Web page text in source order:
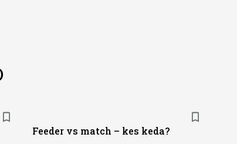
Feeder vs match – kes keda?